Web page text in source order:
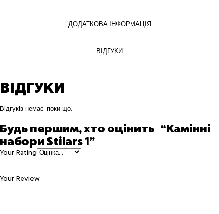
ДОДАТКОВА ІНФОРМАЦІЯ
ВІДГУКИ
ВІДГУКИ
Відгуків немає, поки що.
Будь першим, хто оцінить “Камінні
набори Stilars 1”
Your Rating
Your Review